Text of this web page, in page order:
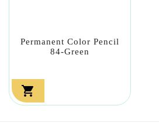
Permanent Color Pencil
84-Green
